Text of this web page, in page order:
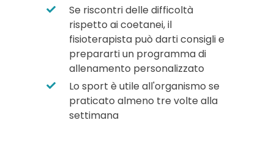
Se riscontri delle difficoltà
rispetto ai coetanei, il
fisioterapista può darti consigli e
prepararti un programma di
allenamento personalizzato
Lo sport è utile all'organismo se
praticato almeno tre volte alla
settimana